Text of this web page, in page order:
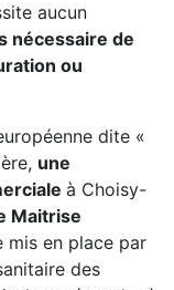
aucun
nécessaire de
ou
dite «
une
à Choisy-
Maitrise
mis en place par
des